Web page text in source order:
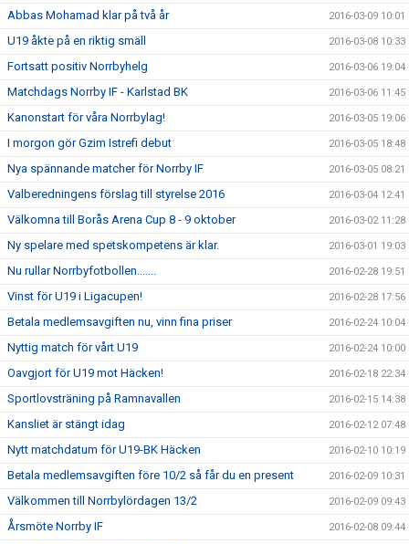
Abbas Mohamad klar på två år 2016-03-09 10:01
U19 åkte på en riktig smäll 2016-03-08 10:33
Fortsatt positiv Norrbyhelg 2016-03-06 19:04
Matchdags Norrby IF - Karlstad BK 2016-03-06 11:45
Kanonstart för våra Norrbylag! 2016-03-05 19:06
I morgon gör Gzim Istrefi debut 2016-03-05 18:48
Nya spännande matcher för Norrby IF 2016-03-05 08:21
Valberedningens förslag till styrelse 2016 2016-03-04 12:41
Välkomna till Borås Arena Cup 8 - 9 oktober 2016-03-02 11:28
Ny spelare med spetskompetens är klar. 2016-03-01 19:03
Nu rullar Norrbyfotbollen....... 2016-02-28 19:51
Vinst för U19 i Ligacupen! 2016-02-28 17:56
Betala medlemsavgiften nu, vinn fina priser 2016-02-24 10:04
Nyttig match för vårt U19 2016-02-24 10:00
Oavgjort för U19 mot Häcken! 2016-02-18 22:34
Sportlovsträning på Ramnavallen 2016-02-15 14:38
Kansliet är stängt idag 2016-02-12 07:48
Nytt matchdatum för U19-BK Häcken 2016-02-10 10:19
Betala medlemsavgiften före 10/2 så får du en present 2016-02-09 10:31
Välkommen till Norrbylördagen 13/2 2016-02-09 09:43
Årsmöte Norrby IF 2016-02-08 09:44